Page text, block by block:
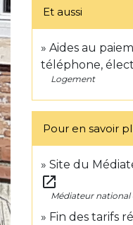
Et aussi
Aides au
téléphone,
Logement
Pour en savoir
Site du
open_in_new
Médiateur national
Fin des tarifs